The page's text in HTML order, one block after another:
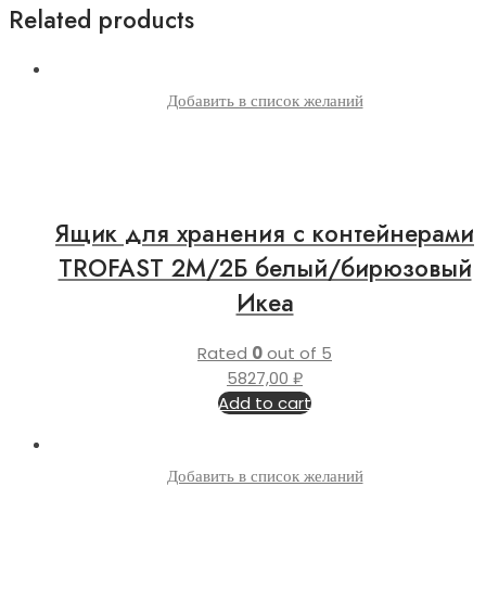
Related products
Добавить в список желаний
Ящик для хранения с контейнерами
TROFAST 2М/2Б белый/бирюзовый
Икеа
Rated 0out of 5
5827,00 ₽
Add to cart
Добавить в список желаний